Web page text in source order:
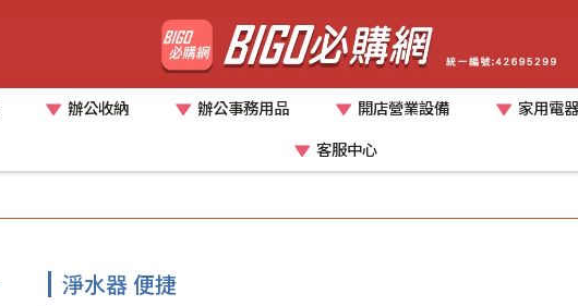
辦公收納 辦公事務用品 開店營業設備
家用電器
客服中心
淨水器 便捷